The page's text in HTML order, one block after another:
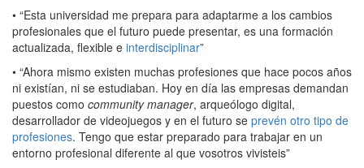
• “Esta universidad me prepara para adaptarme a los cambios
profesionales que el futuro puede presentar, es una formación
actualizada, flexible e interdisciplinar”
• “Ahora mismo existen muchas profesiones que hace pocos años
ni existían, ni se estudiaban. Hoy en día las empresas demandan
puestos como community manager, arqueólogo digital,
desarrollador de videojuegos y en el futuro se prevén otro tipo de
profesiones. Tengo que estar preparado para trabajar en un
entorno profesional diferente al que vosotros vivisteis”